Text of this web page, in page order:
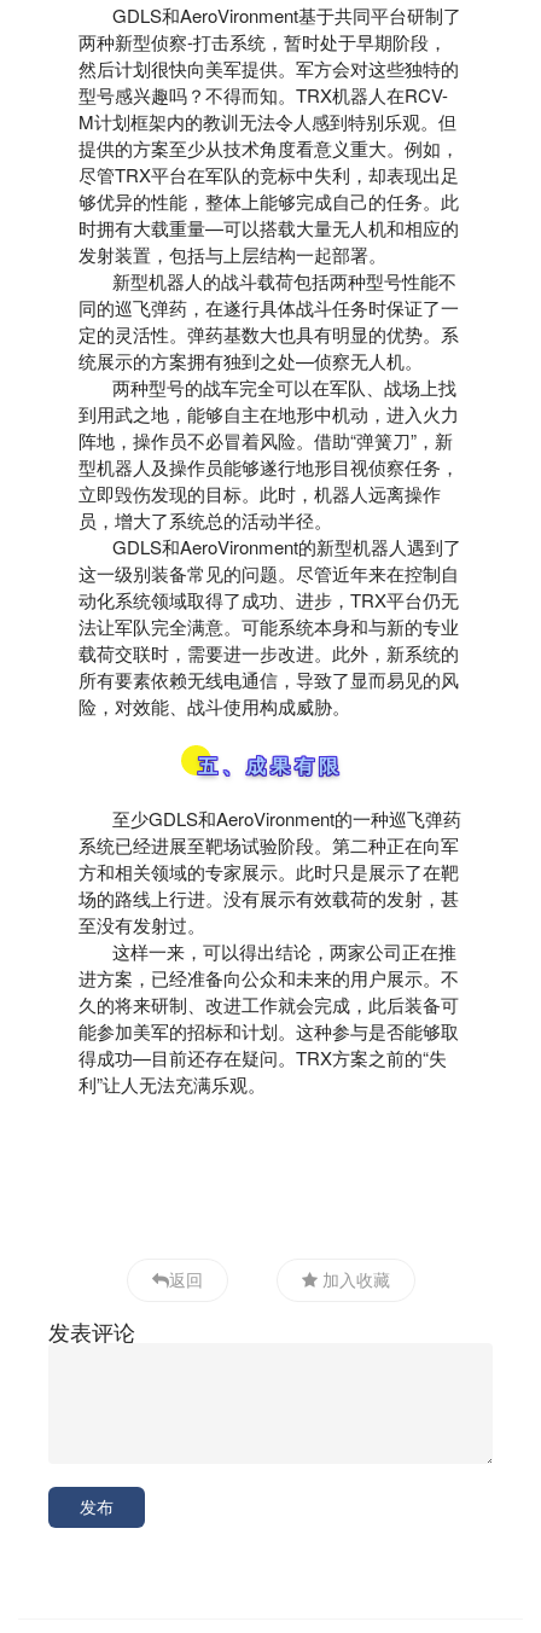
GDLS和AeroVironment基于共同平台研制了
两种新型侦察-打击系统，暂时处于早期阶段，
然后计划很快向美军提供。军方会对这些独特的
型号感兴趣吗？不得而知。TRX机器人在RCV-
M计划框架内的教训无法令人感到特别乐观。但
提供的方案至少从技术角度看意义重大。例如，
尽管TRX平台在军队的竞标中失利，却表现出足
够优异的性能，整体上能够完成自己的任务。此
时拥有大载重量—可以搭载大量无人机和相应的
发射装置，包括与上层结构一起部署。
新型机器人的战斗载荷包括两种型号性能不
同的巡飞弹药，在遂行具体战斗任务时保证了一
定的灵活性。弹药基数大也具有明显的优势。系
统展示的方案拥有独到之处—侦察无人机。
两种型号的战车完全可以在军队、战场上找
到用武之地，能够自主在地形中机动，进入火力
阵地，操作员不必冒着风险。借助“弹簧刀”，新
型机器人及操作员能够遂行地形目视侦察任务，
立即毁伤发现的目标。此时，机器人远离操作
员，增大了系统总的活动半径。
GDLS和AeroVironment的新型机器人遇到了
这一级别装备常见的问题。尽管近年来在控制自
动化系统领域取得了成功、进步，TRX平台仍无
法让军队完全满意。可能系统本身和与新的专业
载荷交联时，需要进一步改进。此外，新系统的
所有要素依赖无线电通信，导致了显而易见的风
险，对效能、战斗使用构成威胁。
五、成果有限
至少GDLS和AeroVironment的一种巡飞弹药
系统已经进展至靶场试验阶段。第二种正在向军
方和相关领域的专家展示。此时只是展示了在靶
场的路线上行进。没有展示有效载荷的发射，甚
至没有发射过。
这样一来，可以得出结论，两家公司正在推
进方案，已经准备向公众和未来的用户展示。不
久的将来研制、改进工作就会完成，此后装备可
能参加美军的招标和计划。这种参与是否能够取
得成功—目前还存在疑问。TRX方案之前的“失
利”让人无法充满乐观。
返回 加入收藏
发表评论
发布